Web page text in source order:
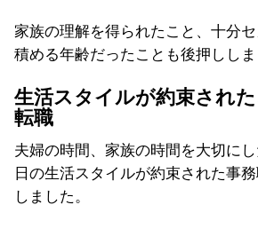
家族の理解を得られたこと、十分
積める年齢だったことも後押ししま
生活スタイルが約束され
転職
夫婦の時間、家族の時間を大切に
日の生活スタイルが約束された事
しました。